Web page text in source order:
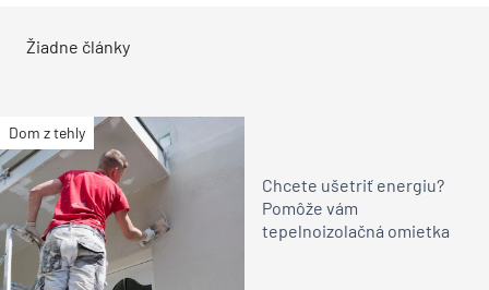
Žiadne články
Dom z tehly
Chcete ušetriť energiu?
Pomôže vám
tepelnoizolačná omietka